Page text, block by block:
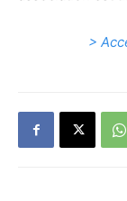
>